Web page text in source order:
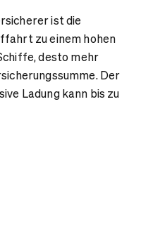
ist die
zu einem hohen
desto mehr
Der
Ladung kann bis zu